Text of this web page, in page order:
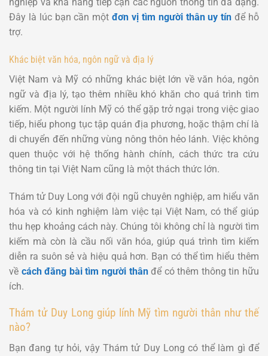
Đây là lúc bạn cần mộtđơn vị tìm người thân uy tín để hỗ
trợ.
Khác biệt văn hóa, ngôn ngữ và địa lý
Việt Nam và Mỹ có những khác biệt lớn về văn hóa, ngôn
ngữ và địa lý, tạo thêm nhiều khó khăn cho quá trình tìm
kiếm. Một người lính Mỹ có thể gặp trở ngại trong việc giao
tiếp, hiểu phong tục tập quán địa phương, hoặc thậm chí là
di chuyển đến những vùng nông thôn hẻo lánh. Việc không
quen thuộc với hệ thống hành chính, cách thức tra cứu
thông tin tại Việt Nam cũng là một thách thức lớn.
Thám tử Duy Long với đội ngũ chuyên nghiệp, am hiểu văn
hóa và có kinh nghiệm làm việc tại Việt Nam, có thể giúp
thu hẹp khoảng cách này. Chúng tôi không chỉ là người tìm
kiếm mà còn là cầu nối văn hóa, giúp quá trình tìm kiếm
diễn ra suôn sẻ và hiệu quả hơn. Bạn có thể tìm hiểu thêm
về cách đăng bài tìm người thânđể có thêm thông tin hữu
ích.
Thám tử Duy Long giúp lính Mỹ tìm người thân như thế
nào?
Bạn đang tự hỏi, vậy Thám tử Duy Long có thể làm gì để